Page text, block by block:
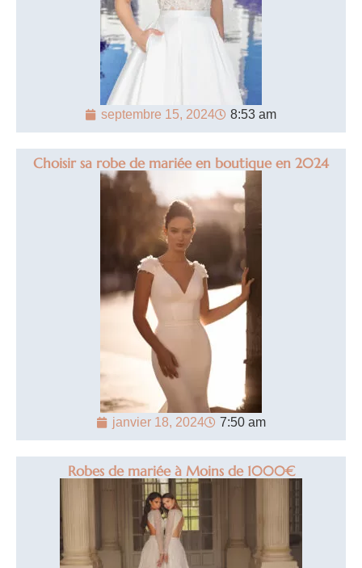
septembre 15, 2024 8:53 am
Choisir sa robe de mariée en boutique en 2024
janvier 18, 2024 7:50 am
Robes de mariée à Moins de 1000€